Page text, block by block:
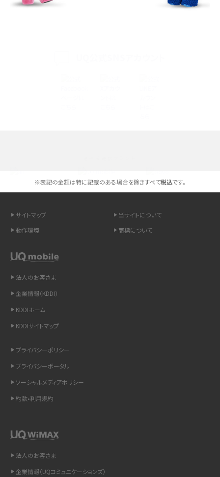
iPhone 16とiPhone 15の違いは？カメラ・スペック・機能を徹底比較
LINEの通知がこない時の原因と対処法9選！設定の確認手順も解説
非通知設定とは？184で電話をかける方法やiPhone・Androidの設定を解説
iCloudの使用容量を減らす9つの方法！使用状況の確認手順も紹介
リプライ機能とは？LINE、X（旧Twitter）、Instagram、TikTokで送る方法を解説
インスタのDMの送り方は？便利機能の使い方や注意点をわかりやすく解説
LINEで送信取り消しをする方法は？相手に知られるのか、削除との違いも紹介
詳しく解説
Wi-Fiを快適に使うための速度はどれくらい？用途別の目安・回線ごとの平均を
紹介
※表記の金額は特に記載のある場合を除きすべて税込です。
サイトマップ
当サイトについて
動作環境
商標について
法人のお客さま
企業情報（KDDI）
KDDIホーム
KDDIサイトマップ
プライバシーポリシー
プライバシーポータル
ソーシャルメディアポリシー
約款•利用規約
法人のお客さま
企業情報（UQコミュニケーションズ）